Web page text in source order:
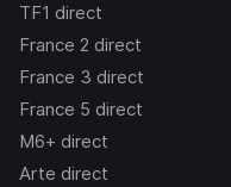
TF1 direct
France 2 direct
France 3 direct
France 5 direct
M6+ direct
Arte direct